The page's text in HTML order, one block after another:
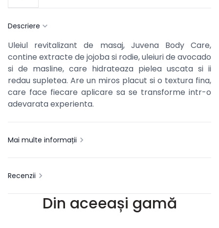
Descriere
Uleiul revitalizant de masaj, Juvena Body Care,
contine extracte de jojoba si rodie, uleiuri de avocado
si de masline, care hidrateaza pielea uscata si ii
redau supletea. Are un miros placut si o textura fina,
care face fiecare aplicare sa se transforme intr-o
adevarata experienta.
Mai multe informații
Recenzii
Din aceeași gamă